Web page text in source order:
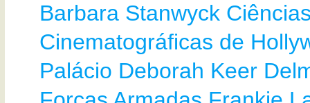
Barbara Stanwyck
Cinematográficas de
Palácio Deborah Keer